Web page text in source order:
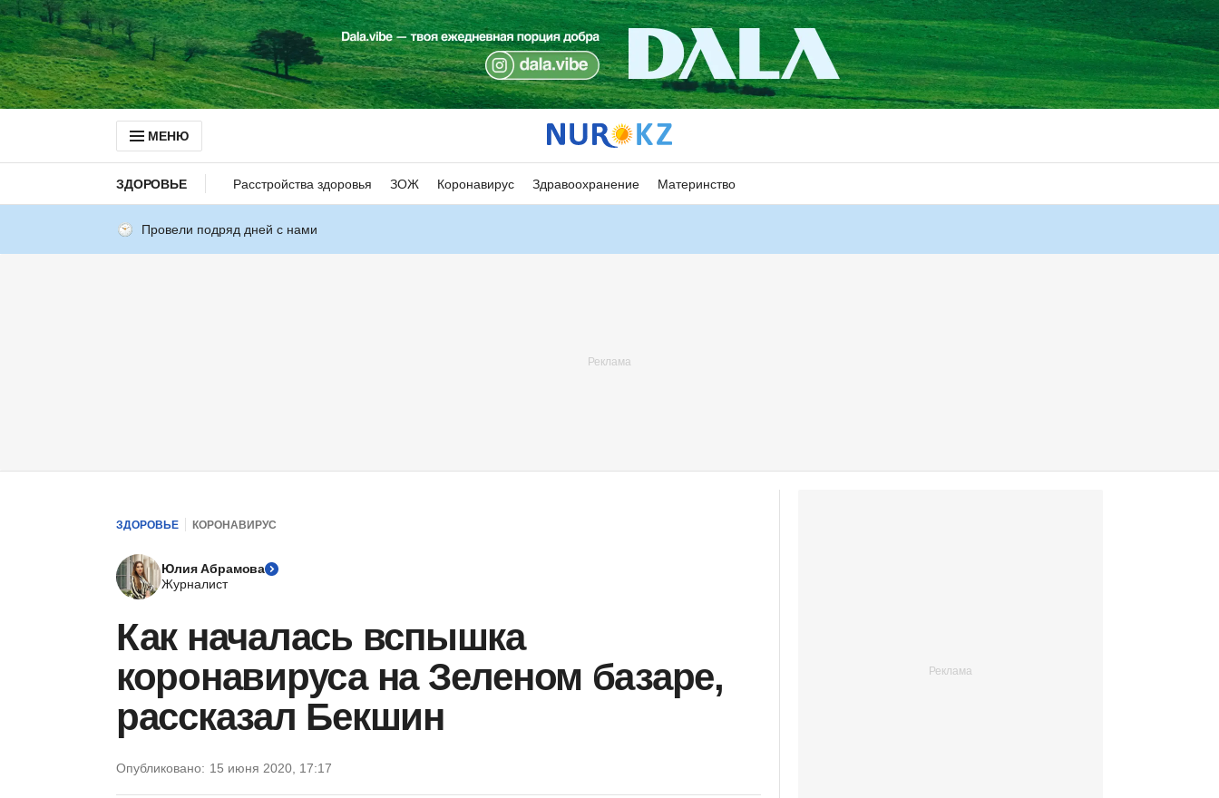
МЕНЮ
ЗДОРОВЬЕ Расстройства здоровья ЗОЖ Коронавирус Здравоохранение Материнство
Провели подряд дней с нами
ЗДОРОВЬЕ КОРОНАВИРУС
Юлия Абрамова
Журналист
Как началась вспышка
коронавируса на Зеленом базаре,
рассказал Бекшин
Опубликовано: 15 июня 2020, 17:17